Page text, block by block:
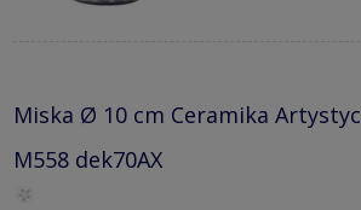
Miska Ø 10 cm Ceramika
M558 dek70AX